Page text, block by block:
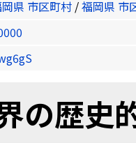
県 市区町村 /福岡県 市
の歴史